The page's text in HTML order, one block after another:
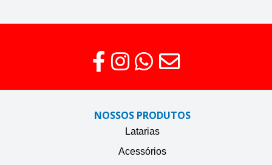
NOSSOS PRODUTOS
Latarias
Acessórios